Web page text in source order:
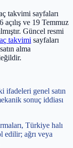
takvimi sayfaları
açılış ve 19 Temmuz
Güncel resmi
takvimi sayfaları
alma
ifadeleri genel satın
sonuç iddiası
Türkiye halı
edilir; ağrı veya